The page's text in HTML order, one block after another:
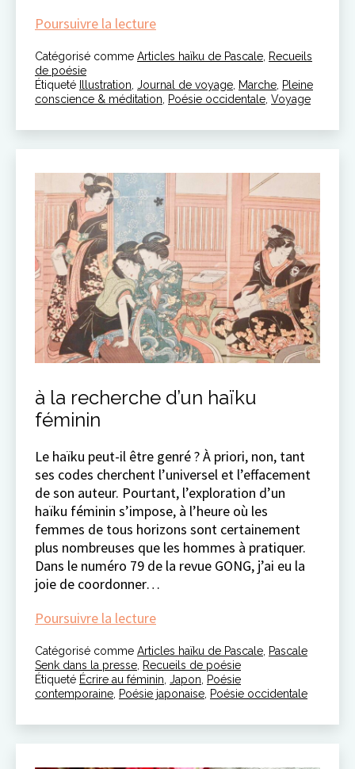
Poursuivre la lecturechronique
#15
Catégorisé comme Articles haïku de Pascale, Recueils
de poésie
Étiqueté Illustration, Journal de voyage, Marche, Pleine
conscience & méditation, Poésie occidentale, Voyage
à la recherche d’un haïku
féminin
Le haïku peut-il être genré ? À priori, non, tant
ses codes cherchent l’universel et l’effacement
de son auteur. Pourtant, l’exploration d’un
haïku féminin s’impose, à l’heure où les
femmes de tous horizons sont certainement
plus nombreuses que les hommes à pratiquer.
Dans le numéro 79 de la revue GONG, j’ai eu la
joie de coordonner…
Poursuivre la lectureà
recherche
d’un
haïku
Catégorisé comme Articles haïku de Pascale, Pascale
Senk dans la presse, Recueils de poésie
Étiqueté Écrire au féminin, Japon, Poésie
contemporaine, Poésie japonaise, Poésie occidentale